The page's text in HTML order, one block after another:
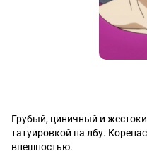
Грубый, циничный и
татуировкой на лбу.
внешностью.